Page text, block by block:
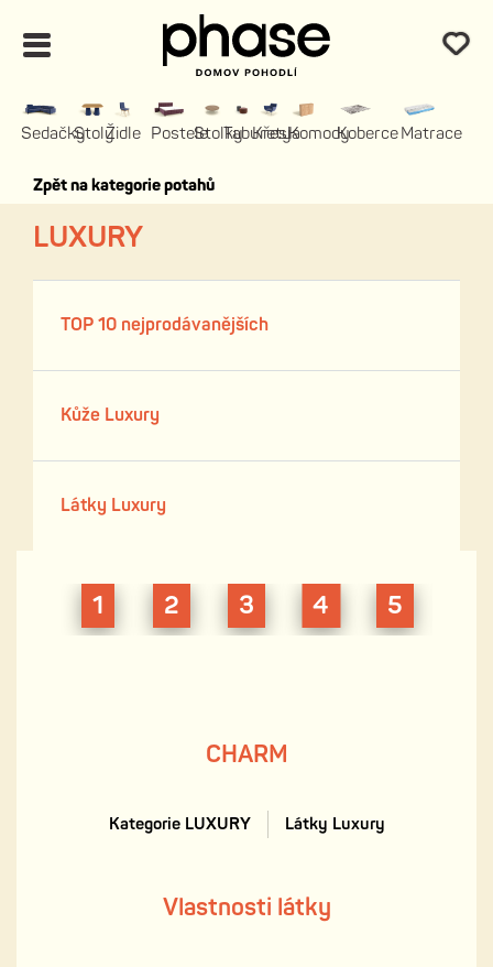
SedačkyStolyŽidle PosteleStolkyTaburety
KřeslaKomodyKoberceMatrace
Zpět na kategorie potahů
LUXURY
TOP 10 nejprodávanějších
Kůže Luxury
Látky Luxury
1
40 2
18 3
22 4
23 5
16
CHARM
Kategorie LUXURY Látky Luxury
Vlastnosti látky